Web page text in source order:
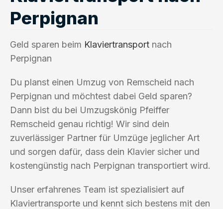
Perpignan
Geld sparen beim Klaviertransport nach
Perpignan
Du planst einen Umzug von Remscheid nach
Perpignan und möchtest dabei Geld sparen?
Dann bist du bei Umzugskönig Pfeiffer
Remscheid genau richtig! Wir sind dein
zuverlässiger Partner für Umzüge jeglicher Art
und sorgen dafür, dass dein Klavier sicher und
kostengünstig nach Perpignan transportiert wird.
Unser erfahrenes Team ist spezialisiert auf
Klaviertransporte und kennt sich bestens mit den